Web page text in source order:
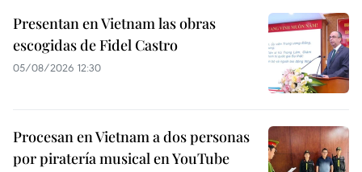
Presentan en Vietnam las obras
escogidas de Fidel Castro
05/08/2026 12:30
Procesan en Vietnam a dos personas
por piratería musical en YouTube